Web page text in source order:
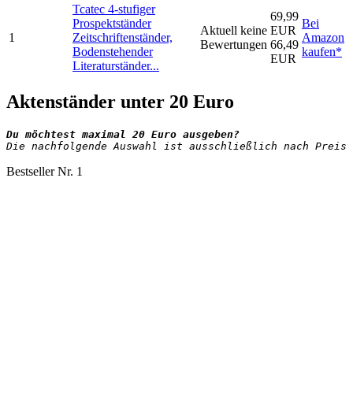
1
Tcatec 4-stufiger
Prospektständer
Zeitschriftenständer,
Bodenstehender
Literaturständer...
Aktuell keine
Bewertungen
69,99
EUR
66,49
EUR
Bei
Amazon
kaufen*
Aktenständer unter 20 Euro
Die nachfolgende Auswahl ist ausschließlich nach
Bestseller Nr. 1